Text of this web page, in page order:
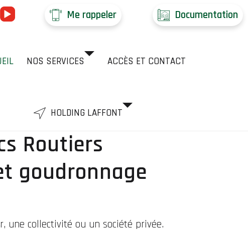
Me rappeler Documentation
NOS SERVICES ACCÈS ET CONTACT
HOLDING LAFFONT
Routiers
goudronnage
une collectivité ou un société privée.